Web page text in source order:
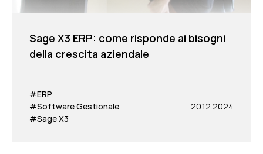
Sage X3 ERP: come risponde ai bisogni
della crescita aziendale
#ERP
#Software Gestionale
#Sage X3
20.12.2024